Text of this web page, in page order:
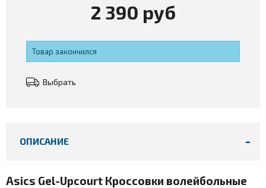
2 390 руб
Товар закончился
Выбрать
ОПИСАНИЕ
Asics Gel-Upcourt Кроссовки волейбольные